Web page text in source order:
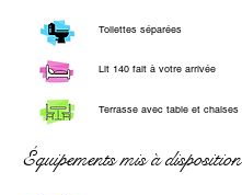
Toilettes séparées
Lit 140 fait à votre arrivée
Terrasse avec table et chaises
Équipements mis à disposition